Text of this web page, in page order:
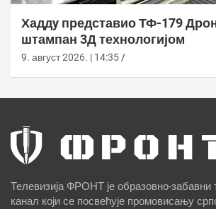
Хаддy представио ТФ-179
штампан 3Д технологијом
9. август 2026. | 14:35
Телевизија ФРОНТ је образовно-забавни
канал који се посвећује промовисању